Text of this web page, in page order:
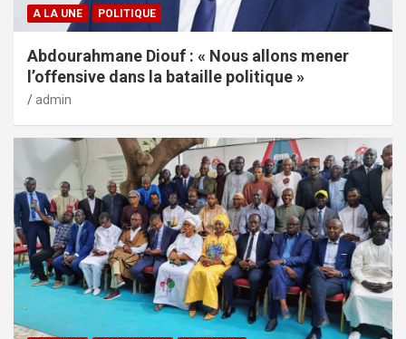
A LA UNE POLITIQUE
Abdourahmane Diouf : « Nous allons mener
l’offensive dans la bataille politique »
admin